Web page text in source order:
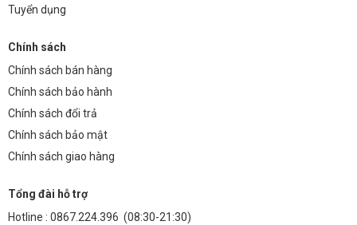
Tuyển dụng
Chính sách
Chính sách bán hàng
Chính sách bảo hành
Chính sách đổi trả
Chính sách bảo mật
Chính sách giao hàng
Tổng đài hỗ trợ
Hotline : 0867.224.396 (08:30-21:30)